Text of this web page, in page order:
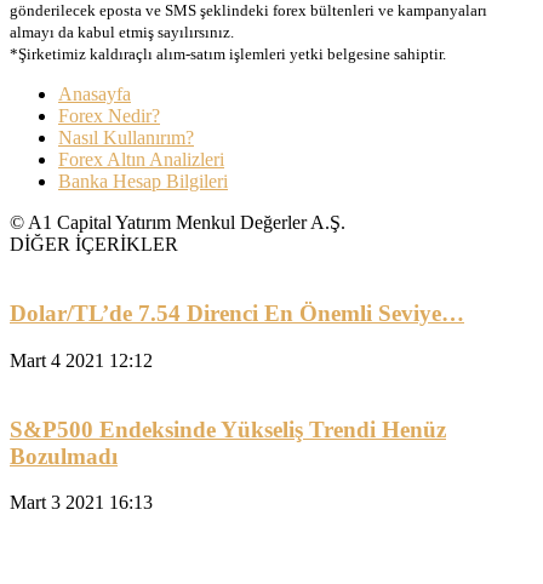
gönderilecek eposta ve SMS şeklindeki forex bültenleri ve kampanyaları
almayı da kabul etmiş sayılırsınız.
*Şirketimiz kaldıraçlı alım-satım işlemleri yetki belgesine sahiptir.
Anasayfa
Forex Nedir?
Nasıl Kullanırım?
Forex Altın Analizleri
Banka Hesap Bilgileri
© A1 Capital Yatırım Menkul Değerler A.Ş.
DİĞER İÇERİKLER
Dolar/TL’de 7.54 Direnci En Önemli Seviye…
Mart 4 2021 12:12
S&P500 Endeksinde Yükseliş Trendi Henüz
Bozulmadı
Mart 3 2021 16:13